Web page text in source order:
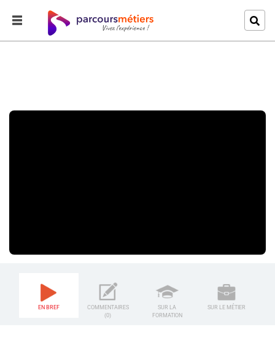
EN BREF
COMMENTAIRES
(0)
SUR LA
FORMATION
SUR LE MÉTIER